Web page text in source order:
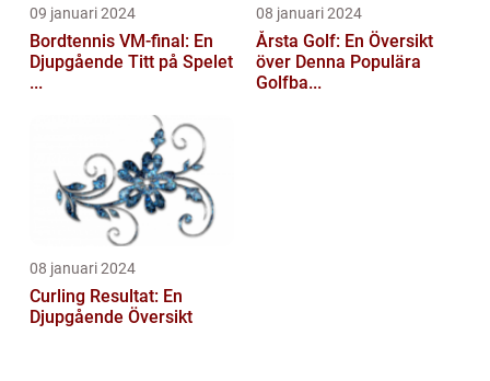
09 januari 2024
Bordtennis VM-final: En
Djupgående Titt på Spelet
...
08 januari 2024
Årsta Golf: En Översikt
över Denna Populära
Golfba...
08 januari 2024
Curling Resultat: En
Djupgående Översikt